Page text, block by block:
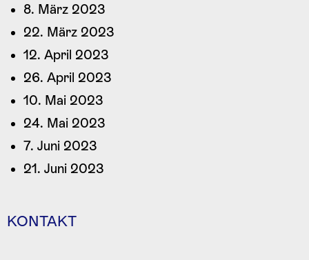
8. März 2023
22. März 2023
12. April 2023
26. April 2023
10. Mai 2023
24. Mai 2023
7. Juni 2023
21. Juni 2023
KONTAKT